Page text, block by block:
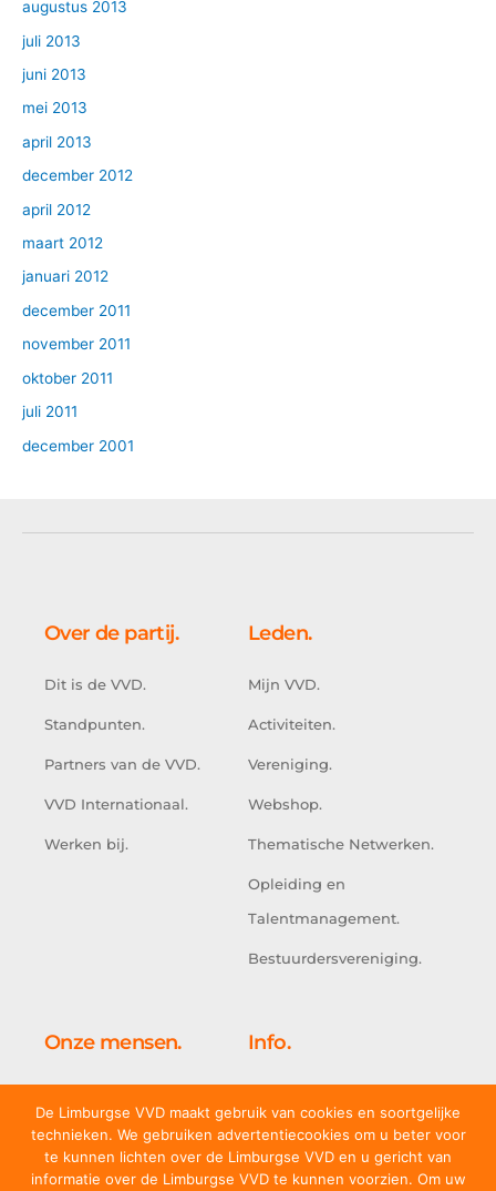
augustus 2013
juli 2013
juni 2013
mei 2013
april 2013
december 2012
april 2012
maart 2012
januari 2012
december 2011
november 2011
oktober 2011
juli 2011
december 2001
Over de partij.
Dit is de VVD.
Standpunten.
Partners van de VVD.
VVD Internationaal.
Werken bij.
Leden.
Mijn VVD.
Activiteiten.
Vereniging.
Webshop.
Thematische Netwerken.
Opleiding en
Talentmanagement.
Bestuurdersvereniging.
Onze mensen.
Tweede Kamer.
Eerste Kamer.
Info.
Adresgegevens.
Portefeuilleverdeling.
De Limburgse VVD maakt gebruik van cookies en soortgelijke
technieken. We gebruiken advertentiecookies om u beter voor
te kunnen lichten over de Limburgse VVD en u gericht van
informatie over de Limburgse VVD te kunnen voorzien. Om uw